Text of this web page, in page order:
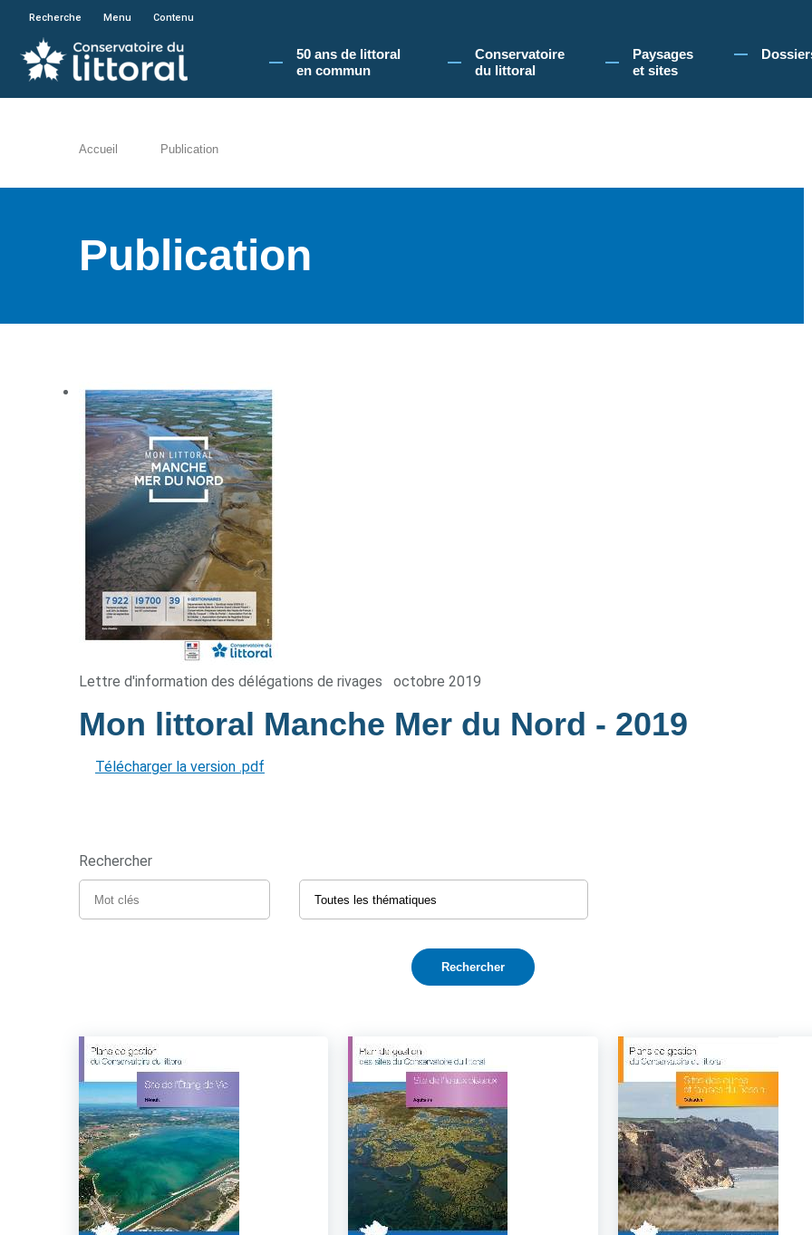
En poursuivant votre navigation sur le site du Conservatoire du littoral, vous acceptez l'utilisation de cookies pour vous
Recherche Menu Contenu
50 ans de littoral
en commun​
Conservatoire
du littoral
Paysages
et sites
Accueil Publication
Publication
Lettre d'information des délégations de rivages octobre 2019
Mon littoral Manche Mer du Nord - 2019
Télécharger la version .pdf
Rechercher